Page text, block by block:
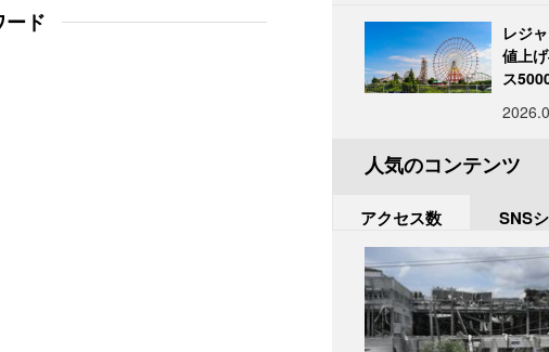
ード
レジ
値上
ス
人気のコンテンツ
アクセス数 SNS